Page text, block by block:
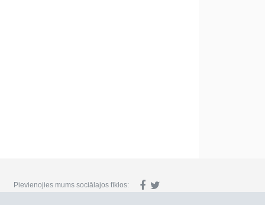
Pievienojies mums sociālajos tīklos: